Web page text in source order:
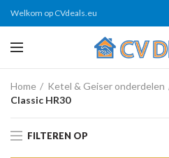
Welkom op CVdeals.eu
Home Ketel & Geiser onderdelen
Classic HR30
FILTEREN OP